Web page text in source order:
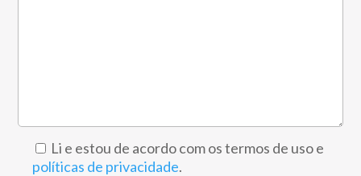
Li e estou de acordo com os termos de uso e
políticas de privacidade.